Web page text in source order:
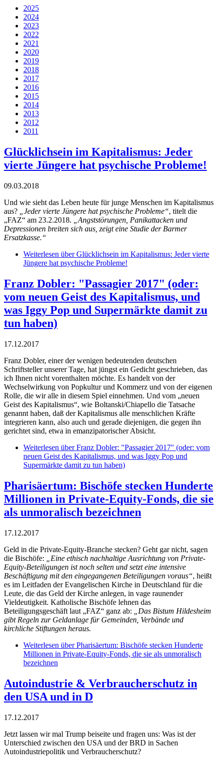
2025
2024
2023
2022
2021
2020
2019
2018
2017
2016
2015
2014
2013
2012
2011
Glücklichsein im Kapitalismus: Jeder
vierte Jüngere hat psychische Probleme!
09.03.2018
Und wie sieht das Leben heute für junge Menschen im Kapitalismus
aus?
„Jeder vierte Jüngere hat psychische Probleme“, titelt die
„FAZ“ am 23.2.2018.
„Angststörungen, Panikattacken und
Depressionen breiten sich aus, zeigt eine Studie der Barmer
Ersatzkasse.“
Weiterlesen über Glücklichsein im Kapitalismus: Jeder vierte
Jüngere hat psychische Probleme!
Franz Dobler: "Passagier 2017" (oder:
vom neuen Geist des Kapitalismus, und
was Iggy Pop und Supermärkte damit zu
tun haben)
17.12.2017
Franz Dobler, einer der wenigen bedeutenden deutschen
Schriftsteller unserer Tage, hat jüngst ein Gedicht geschrieben, das
ich Ihnen nicht vorenthalten möchte. Es handelt von der
Wechselwirkung von Popkultur und Kommerz und von der eigenen
Rolle, die wir alle in diesem Spiel einnehmen. Und vom „neuen
Geist des Kapitalismus“, wie Boltanski/Chiapello die Tatsache
genannt haben, daß der Kapitalismus alle menschlichen Kräfte
integrieren kann, also auch und gerade diejenigen, die gegen ihn
gerichtet sind, etwa in emanzipatorischer Absicht.
Weiterlesen über Franz Dobler: "Passagier 2017" (oder: vom
neuen Geist des Kapitalismus, und was Iggy Pop und
Supermärkte damit zu tun haben)
Pharisäertum: Bischöfe stecken Hunderte
Millionen in Private-Equity-Fonds, die sie
als unmoralisch bezeichnen
17.12.2017
Geld in die Private-Equity-Branche stecken? Geht gar nicht, sagen
die Bischöfe:
„Eine ethisch nachhaltige Ausrichtung von Private-
Equity-Beteiligungen ist noch selten und setzt eine intensive
Beschäftigung mit den eingegangenen Beteiligungen voraus“, heißt
es im Leitfaden der Evangelischen Kirche in Deutschland für die
Leute, die das Geld der Kirche anlegen, in vage raunender
Vieldeutigkeit. Katholische Bischöfe lehnen das
Beteiligungsgeschäft laut „FAZ“ ganz ab:
„Das Bistum Hildesheim
gibt Regeln zur Geldanlage für Gemeinden, Verbände und
kirchliche Stiftungen heraus.
Weiterlesen über Pharisäertum: Bischöfe stecken Hunderte
Millionen in Private-Equity-Fonds, die sie als unmoralisch
bezeichnen
Autoindustrie & Verbraucherschutz in
den USA und in D
17.12.2017
Jetzt lassen wir mal Trump beiseite und fragen uns: Was ist der
Unterschied zwischen den USA und der BRD in Sachen
Autoindustriepolitik und Verbraucherschutz?